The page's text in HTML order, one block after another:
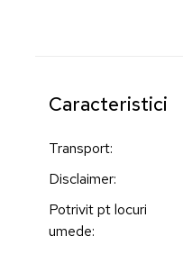
Caracteristici
Transport:
Disclaimer:
Potrivit pt locuri
umede: